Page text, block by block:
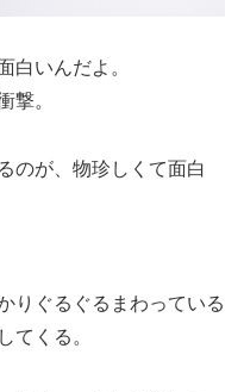
白いんだよ。
撃。
のが、物珍しくて面白
りぐるぐるまわっている
てくる。